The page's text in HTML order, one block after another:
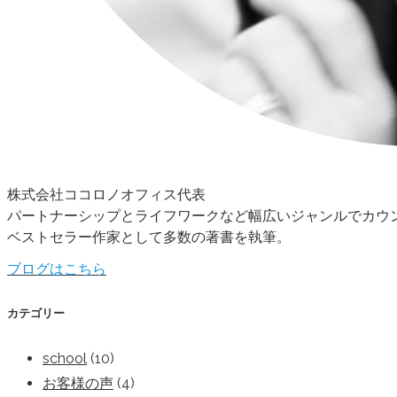
株式会社ココロノオフィス代表
パートナーシップとライフワークなど幅広いジャンルでカウ
ベストセラー作家として多数の著書を執筆。
ブログはこちら
カテゴリー
school (10)
お客様の声 (4)